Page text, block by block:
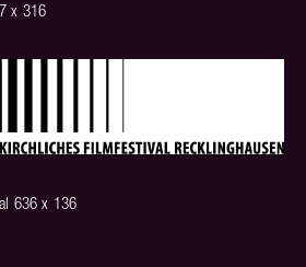
x 316
636 x 136